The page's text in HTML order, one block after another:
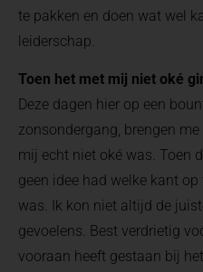
te pakken en doen wat wel
leiderschap.
Toen het met mij niet oké
Deze dagen hier op een
zonsondergang, brengen
mij echt niet oké was. Toen
geen idee had welke kant
was. Ik kon niet altijd de
gevoelens. Best verdrietig
vooraan heeft gestaan bij